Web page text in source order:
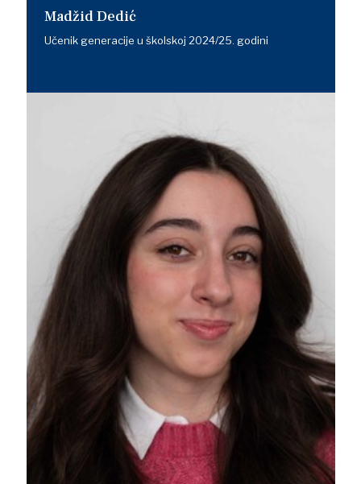
Madžid Dedić
Učenik generacije u školskoj 2024/25. godini